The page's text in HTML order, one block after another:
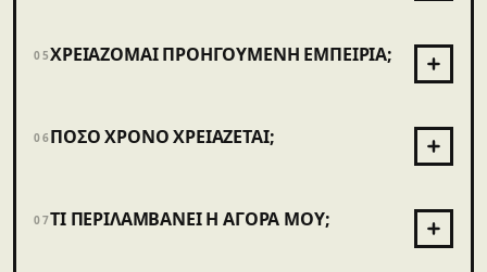
05ΧΡΕΙΆΖΟΜΑΙ ΠΡΟΗΓΟΎΜΕΝΗ ΕΜΠΕΙΡΊΑ;
06ΠΌΣΟ ΧΡΌΝΟ ΧΡΕΙΆΖΕΤΑΙ;
07ΤΙ ΠΕΡΙΛΑΜΒΆΝΕΙ Η ΑΓΟΡΆ ΜΟΥ;